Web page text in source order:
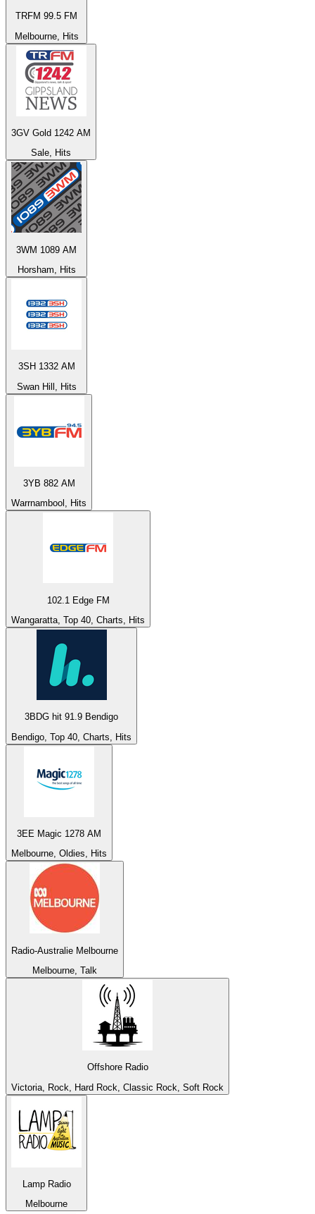
TRFM 99.5 FM
Melbourne, Hits
3GV Gold 1242 AM
Sale, Hits
3WM 1089 AM
Horsham, Hits
3SH 1332 AM
Swan Hill, Hits
3YB 882 AM
Warrnambool, Hits
102.1 Edge FM
Wangaratta, Top 40, Charts, Hits
3BDG hit 91.9 Bendigo
Bendigo, Top 40, Charts, Hits
3EE Magic 1278 AM
Melbourne, Oldies, Hits
Radio-Australie Melbourne
Melbourne, Talk
Offshore Radio
Victoria, Rock, Hard Rock, Classic Rock, Soft Rock
Lamp Radio
Melbourne